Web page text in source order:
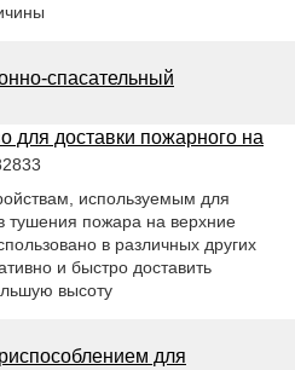
спасательный
для доставки пожарного на
используемым для
тушения пожара на верхние
в различных других
и быстро доставить
высоту
для